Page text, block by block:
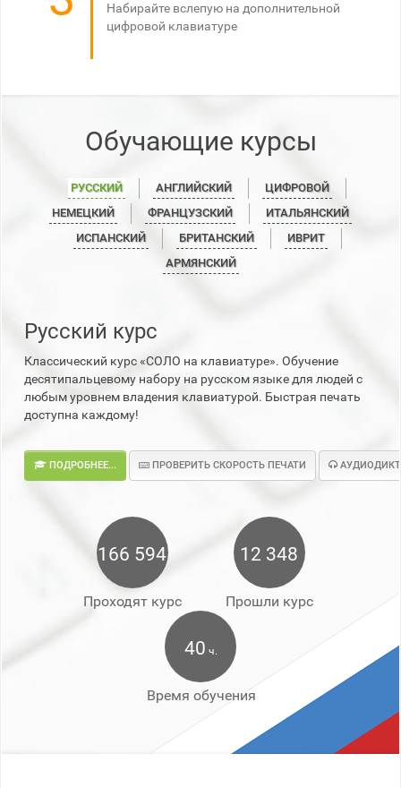
Набирайте вслепую на дополнительной
цифровой клавиатуре
Обучающие курсы
РУССКИЙ АНГЛИЙСКИЙ
ЦИФРОВОЙ
НЕМЕЦКИЙ
ФРАНЦУЗСКИЙ
ИТАЛЬЯНСКИЙ
ИСПАНСКИЙ
БРИТАНСКИЙ
ИВРИТ
АРМЯНСКИЙ
Русский курс
Классический курс «СОЛО на клавиатуре». Обучение
десятипальцевому набору на русском языке для людей с
любым уровнем владения клавиатурой. Быстрая печать
доступна каждому!
ПОДРОБНЕЕ... ПРОВЕРИТЬ СКОРОСТЬ ПЕЧАТИ
166 594
Проходят курс
12 348
Прошли курс
40 ч.
Время обучения